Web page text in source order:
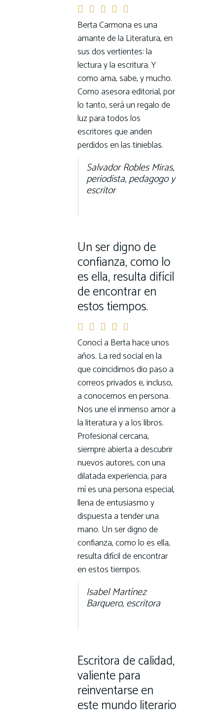
Berta Carmona es una
amante de la Literatura, en
sus dos vertientes: la
lectura y la escritura. Y
como ama, sabe, y mucho.
Como asesora editorial, por
lo tanto, será un regalo de
luz para todos los
escritores que anden
perdidos en las tinieblas.
Salvador Robles Miras,
periodista, pedagogo y
escritor
Un ser digno de
confianza, como lo
es ella, resulta difícil
de encontrar en
estos tiempos.
Conocí a Berta hace unos
años. La red social en la
que coincidimos dio paso a
correos privados e, incluso,
a conocernos en persona.
Nos une el inmenso amor a
la literatura y a los libros.
Profesional cercana,
siempre abierta a descubrir
nuevos autores, con una
dilatada experiencia, para
mí es una persona especial,
llena de entusiasmo y
dispuesta a tender una
mano. Un ser digno de
confianza, como lo es ella,
resulta difícil de encontrar
en estos tiempos.
Isabel Martínez
Barquero, escritora
Escritora de calidad,
valiente para
reinventarse en
este mundo literario